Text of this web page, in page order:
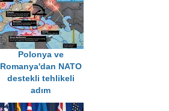
Polonya ve
Romanya'dan NATO
destekli tehlikeli
adım